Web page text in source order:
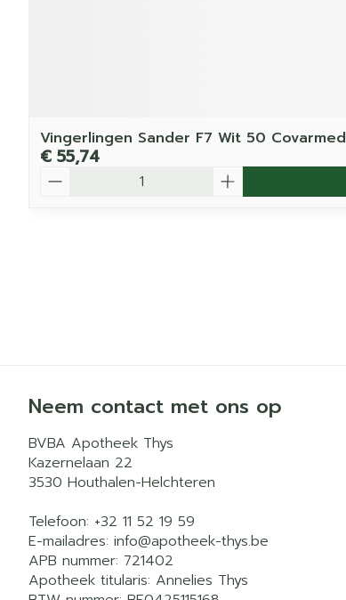
Vingerlingen Sander F7 Wit 50 Covarmed
€ 55,74
Neem contact met ons op
BVBA Apotheek Thys
Kazernelaan 22
3530 Houthalen-Helchteren
Telefoon: +32 11 52 19 59
E-mailadres: info@apotheek-thys.be
APB nummer: 721402
Apotheek titularis: Annelies Thys